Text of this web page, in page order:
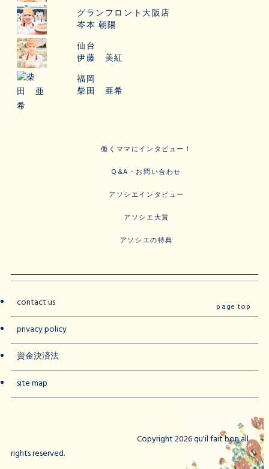
グランフロント大阪店
岑本 朝陽
仙台
伊藤 美紅
福岡
柴田 亜希
働くママにインタビュー！
Q&A・お問い合わせ
アソシエインタビュー
アソシエ大賞
アソシエの特典
page top
contact us
privacy policy
資金決済法
site map
Copyright 2026 qu'il fait bon all
rights reserved.